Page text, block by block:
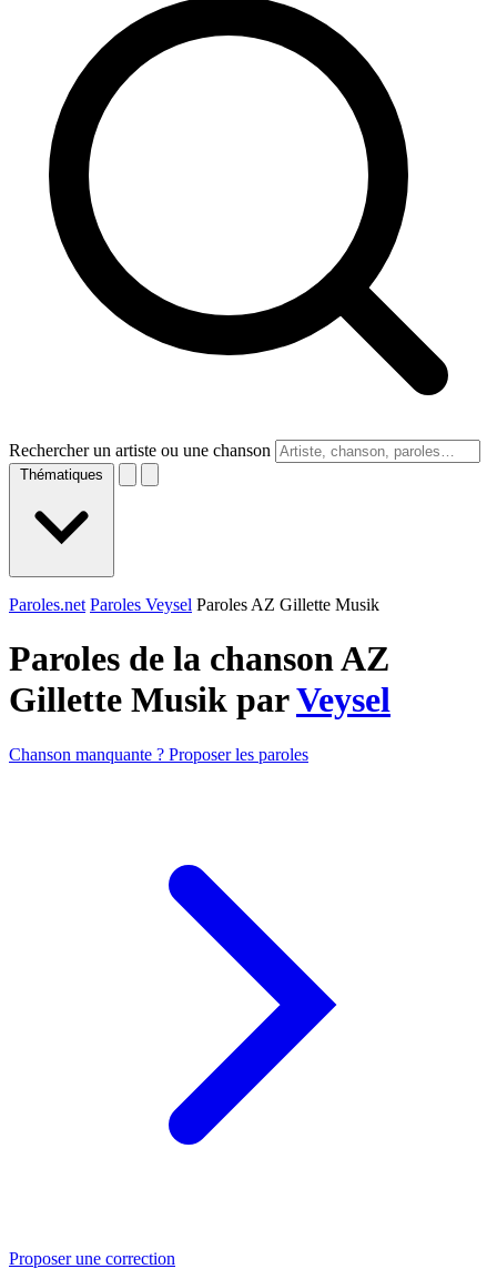
Rechercher un artiste ou une chanson
Thématiques
Paroles.net Paroles Veysel Paroles AZ Gillette Musik
Paroles de la chanson AZ
Gillette Musik parVeysel
Chanson manquante ? Proposer les paroles
Proposer une correction